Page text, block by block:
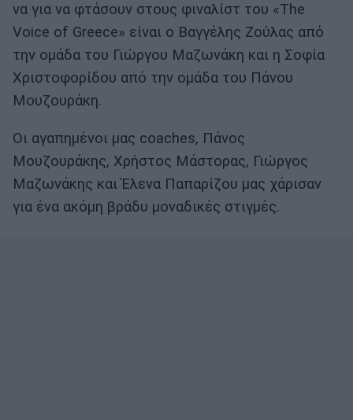
να για να φτάσουν στους φιναλίστ του «The
Voice of Greece» είναι ο Βαγγέλης Ζούλας από
την ομάδα του Γιώργου Μαζωνάκη και η Σοφία
Χριστοφορίδου από την ομάδα του Πάνου
Μουζουράκη.
Οι αγαπημένοι μας coaches, Πάνος
Μουζουράκης, Χρήστος Μάστορας, Γιώργος
Μαζωνάκης και Έλενα Παπαρίζου μας χάρισαν
για ένα ακόμη βράδυ μοναδικές στιγμές.